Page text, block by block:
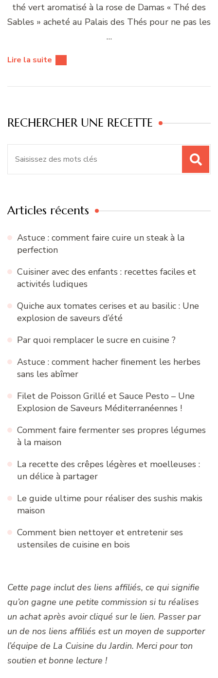
thé vert aromatisé à la rose de Damas « Thé des
Sables » acheté au Palais des Thés pour ne pas les
…
Lire la suite
RECHERCHER UNE RECETTE
Articles récents
Astuce : comment faire cuire un steak à la
perfection
Cuisiner avec des enfants : recettes faciles et
activités ludiques
Quiche aux tomates cerises et au basilic : Une
explosion de saveurs d’été
Par quoi remplacer le sucre en cuisine ?
Astuce : comment hacher finement les herbes
sans les abîmer
Filet de Poisson Grillé et Sauce Pesto – Une
Explosion de Saveurs Méditerranéennes !
Comment faire fermenter ses propres légumes
à la maison
La recette des crêpes légères et moelleuses :
un délice à partager
Le guide ultime pour réaliser des sushis makis
maison
Comment bien nettoyer et entretenir ses
ustensiles de cuisine en bois
Cette page inclut des liens affiliés, ce qui signifie
qu’on gagne une petite commission si tu réalises
un achat après avoir cliqué sur le lien. Passer par
un de nos liens affiliés est un moyen de supporter
l’équipe de La Cuisine du Jardin. Merci pour ton
soutien et bonne lecture !